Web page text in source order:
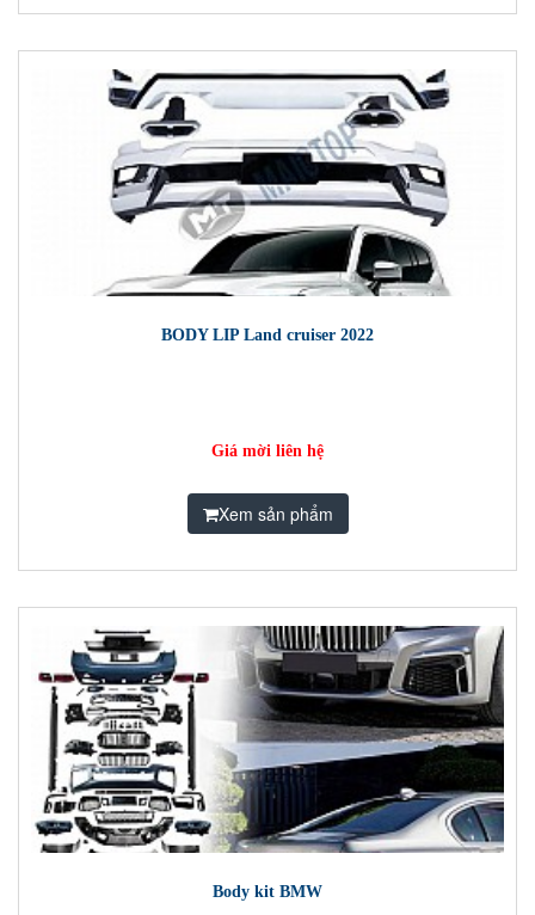
BODY LIP Land cruiser 2022
Giá mời liên hệ
Xem sản phẩm
Body kit BMW